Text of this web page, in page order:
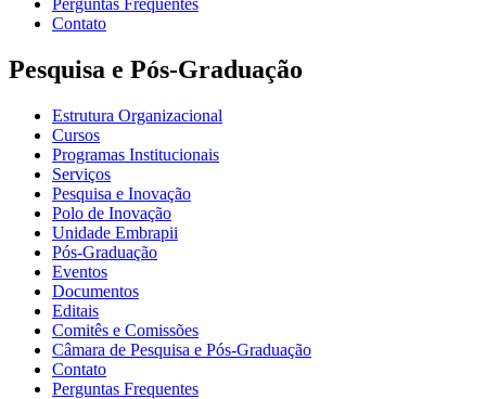
Contato
Pesquisa e Pós-Graduação
Estrutura Organizacional
Cursos
Programas Institucionais
Serviços
Pesquisa e Inovação
Polo de Inovação
Unidade Embrapii
Pós-Graduação
Eventos
Documentos
Editais
Comitês e Comissões
Câmara de Pesquisa e Pós-Graduação
Contato
Perguntas Frequentes